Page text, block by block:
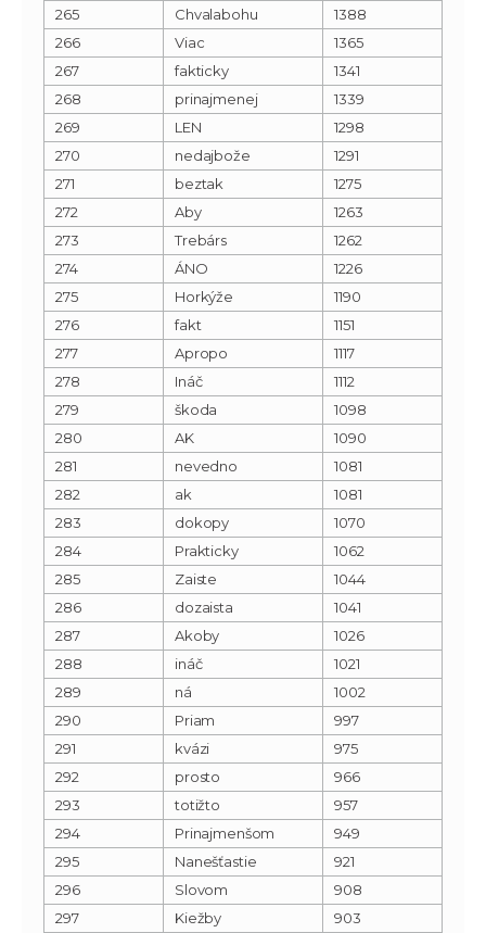
265
Chvalabohu
1388
266
Viac
1365
267
fakticky
1341
268
prinajmenej
1339
269
LEN
1298
270
nedajbože
1291
271
beztak
1275
272
Aby
1263
273
Trebárs
1262
274
ÁNO
1226
275
Horkýže
1190
276
fakt
1151
277
Apropo
1117
278
Ináč
1112
279
škoda
1098
280
AK
1090
281
nevedno
1081
282
ak
1081
283
dokopy
1070
284
Prakticky
1062
285
Zaiste
1044
286
dozaista
1041
287
Akoby
1026
288
ináč
1021
289
ná
1002
290
Priam
997
291
kvázi
975
292
prosto
966
293
totižto
957
294
Prinajmenšom
949
295
Nanešťastie
921
296
Slovom
908
297
Kiežby 903